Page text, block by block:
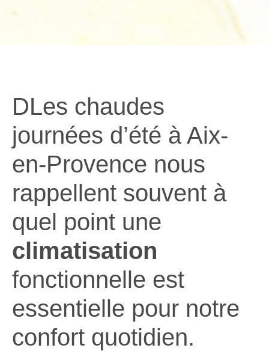
DLes chaudes
journées d’été à Aix-
en-Provence nous
rappellent souvent à
quel point une
climatisation
fonctionnelle est
essentielle pour notre
confort quotidien.